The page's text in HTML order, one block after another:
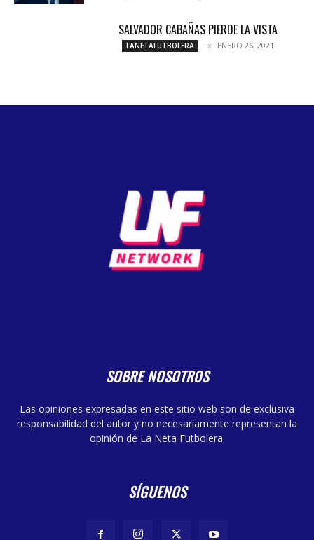
SALVADOR CABAÑAS PIERDE LA VISTA
LANETAFUTBOLERA ENERO 26, 2021
SOBRE NOSOTROS
Las opiniones expresadas en este sitio web son de exclusiva
responsabilidad del autor y no necesariamente representan la
opinión de La Neta Futbolera.
SÍGUENOS